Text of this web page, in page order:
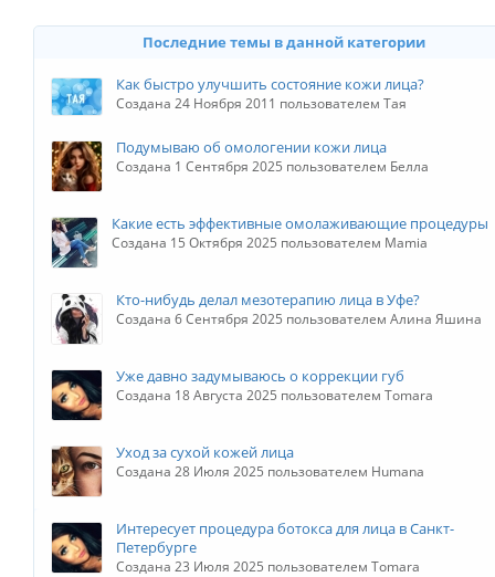
Последние темы в данной категории
Как быстро улучшить состояние кожи лица?
Создана 24 Ноября 2011 пользователем Тая
Подумываю об омологении кожи лица
Создана 1 Сентября 2025 пользователем Белла
Какие есть эффективные омолаживающие процедуры
Создана 15 Октября 2025 пользователем Mamia
Кто-нибудь делал мезотерапию лица в Уфе?
Создана 6 Сентября 2025 пользователем Алина Яшина
Уже давно задумываюсь о коррекции губ
Создана 18 Августа 2025 пользователем Tomara
Уход за сухой кожей лица
Создана 28 Июля 2025 пользователем Humana
Интересует процедура ботокса для лица в Санкт-
Петербурге
Создана 23 Июля 2025 пользователем Tomara